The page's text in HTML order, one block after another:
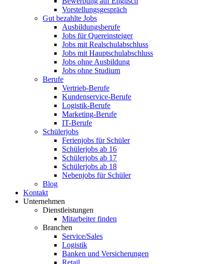
Vorstellungsgespräch
Gut bezahlte Jobs
Ausbildungsberufe
Jobs für Quereinsteiger
Jobs mit Realschulabschluss
Jobs mit Hauptschulabschluss
Jobs ohne Ausbildung
Jobs ohne Studium
Berufe
Vertrieb-Berufe
Kundenservice-Berufe
Logistik-Berufe
Marketing-Berufe
IT-Berufe
Schülerjobs
Ferienjobs für Schüler
Schülerjobs ab 16
Schülerjobs ab 17
Schülerjobs ab 18
Nebenjobs für Schüler
Blog
Kontakt
Unternehmen
Dienstleistungen
Mitarbeiter finden
Branchen
Service/Sales
Logistik
Banken und Versicherungen
Retail